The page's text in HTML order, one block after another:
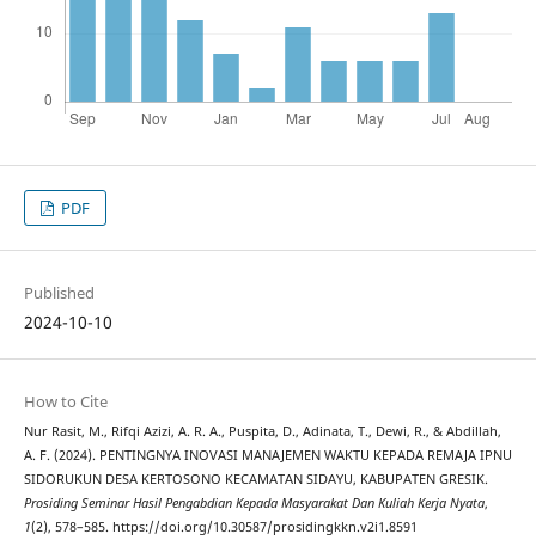
PDF
Published
2024-10-10
How to Cite
Nur Rasit, M., Rifqi Azizi, A. R. A., Puspita, D., Adinata, T., Dewi, R., & Abdillah,
A. F. (2024). PENTINGNYA INOVASI MANAJEMEN WAKTU KEPADA REMAJA IPNU
SIDORUKUN DESA KERTOSONO KECAMATAN SIDAYU, KABUPATEN GRESIK.
Prosiding Seminar Hasil Pengabdian Kepada Masyarakat Dan Kuliah Kerja Nyata,
1(2), 578–585. https://doi.org/10.30587/prosidingkkn.v2i1.8591